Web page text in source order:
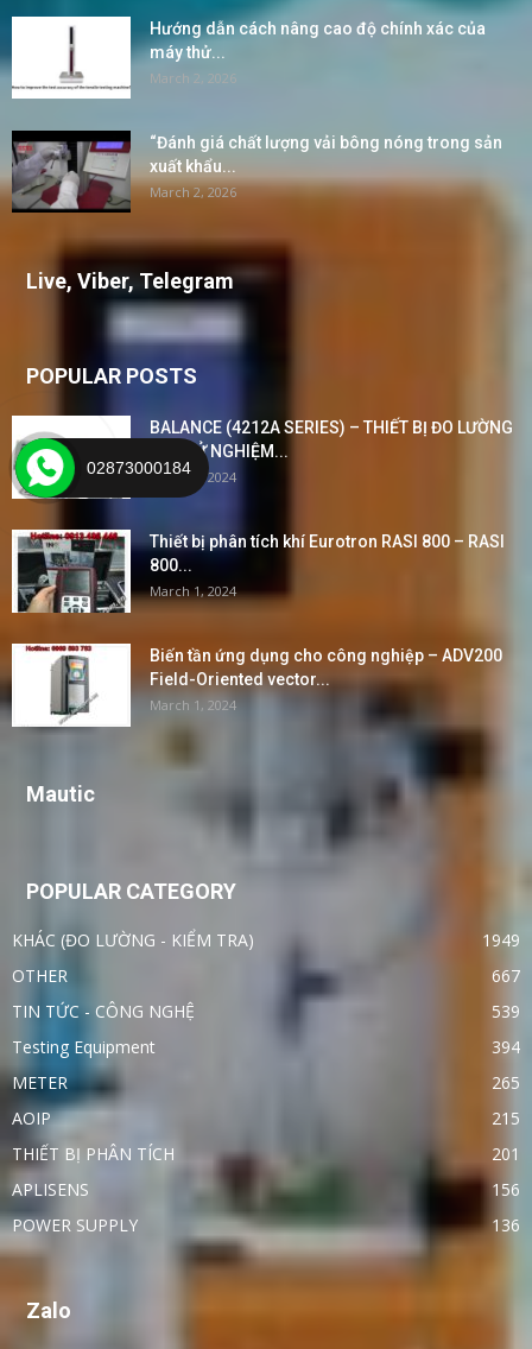
Hướng dẫn cách nâng cao độ chính xác của
máy thử...
March 2, 2026
“Đánh giá chất lượng vải bông nóng trong sản
xuất khẩu...
March 2, 2026
Live, Viber, Telegram
POPULAR POSTS
BALANCE (4212A SERIES) – THIẾT BỊ ĐO LƯỜNG
VÀ THỬ NGHIỆM...
March 2, 2024
Thiết bị phân tích khí Eurotron RASI 800 – RASI
800...
March 1, 2024
Biến tần ứng dụng cho công nghiệp – ADV200
Field-Oriented vector...
March 1, 2024
Mautic
POPULAR CATEGORY
KHÁC (ĐO LƯỜNG - KIỂM TRA)
1949
OTHER
667
TIN TỨC - CÔNG NGHỆ
539
Testing Equipment
394
METER
265
AOIP
215
THIẾT BỊ PHÂN TÍCH
201
APLISENS
156
POWER SUPPLY
136
Zalo
02873000184